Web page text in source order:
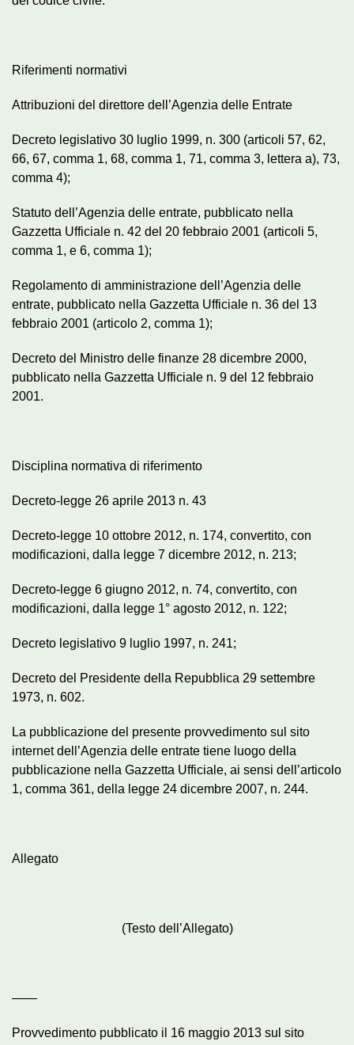
Riferimenti normativi
Attribuzioni del direttore dell’Agenzia delle Entrate
Decreto legislativo 30 luglio 1999, n. 300 (articoli 57, 62,
66, 67, comma 1, 68, comma 1, 71, comma 3, lettera a), 73,
comma 4);
Statuto dell’Agenzia delle entrate, pubblicato nella
Gazzetta Ufficiale n. 42 del 20 febbraio 2001 (articoli 5,
comma 1, e 6, comma 1);
Regolamento di amministrazione dell’Agenzia delle
entrate, pubblicato nella Gazzetta Ufficiale n. 36 del 13
febbraio 2001 (articolo 2, comma 1);
Decreto del Ministro delle finanze 28 dicembre 2000,
pubblicato nella Gazzetta Ufficiale n. 9 del 12 febbraio
2001.
Disciplina normativa di riferimento
Decreto-legge 26 aprile 2013 n. 43
Decreto-legge 10 ottobre 2012, n. 174, convertito, con
modificazioni, dalla legge 7 dicembre 2012, n. 213;
Decreto-legge 6 giugno 2012, n. 74, convertito, con
modificazioni, dalla legge 1° agosto 2012, n. 122;
Decreto legislativo 9 luglio 1997, n. 241;
Decreto del Presidente della Repubblica 29 settembre
1973, n. 602.
La pubblicazione del presente provvedimento sul sito
internet dell’Agenzia delle entrate tiene luogo della
pubblicazione nella Gazzetta Ufficiale, ai sensi dell’articolo
1, comma 361, della legge 24 dicembre 2007, n. 244.
Allegato
(Testo dell’Allegato)
——
Provvedimento pubblicato il 16 maggio 2013 sul sito